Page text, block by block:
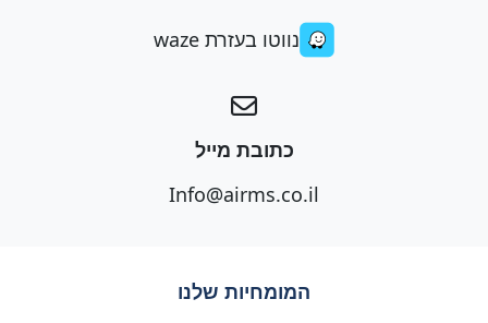
נווטו בעזרת waze
כתובת מייל
Info@airms.co.il
המומחיות שלנו